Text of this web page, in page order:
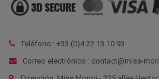
Teléfono : +33 (0)4 22 13 10 93
Correo electrónico : contact@miss-